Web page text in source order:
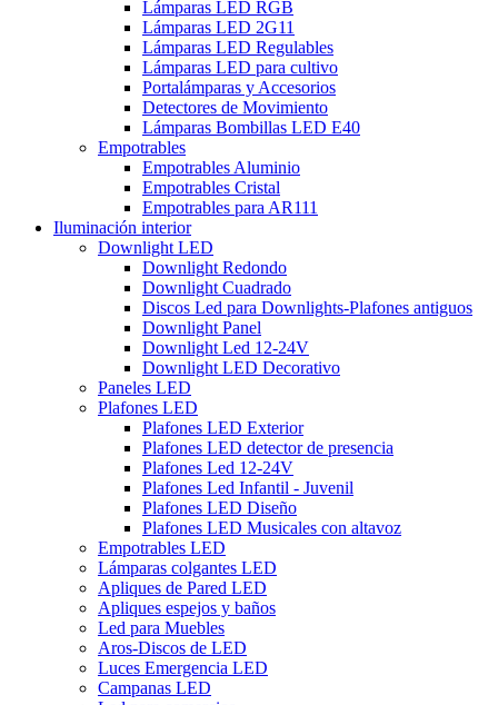
Lámparas LED RGB
Lámparas LED 2G11
Lámparas LED Regulables
Lámparas LED para cultivo
Portalámparas y Accesorios
Detectores de Movimiento
Lámparas Bombillas LED E40
Empotrables
Empotrables Aluminio
Empotrables Cristal
Empotrables para AR111
Iluminación interior
Downlight LED
Downlight Redondo
Downlight Cuadrado
Discos Led para Downlights-Plafones antiguos
Downlight Panel
Downlight Led 12-24V
Downlight LED Decorativo
Paneles LED
Plafones LED
Plafones LED Exterior
Plafones LED detector de presencia
Plafones Led 12-24V
Plafones Led Infantil - Juvenil
Plafones LED Diseño
Plafones LED Musicales con altavoz
Empotrables LED
Lámparas colgantes LED
Apliques de Pared LED
Apliques espejos y baños
Led para Muebles
Aros-Discos de LED
Luces Emergencia LED
Campanas LED